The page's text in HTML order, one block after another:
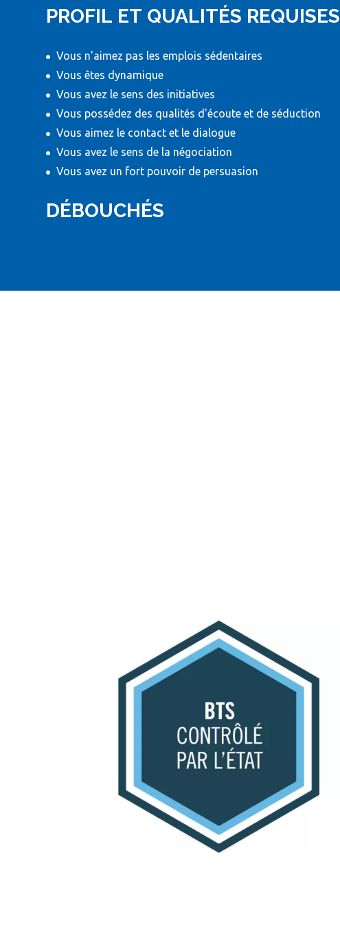
PROFIL ET QUALITÉS REQUISES
Vous n'aimez pas les emplois sédentaires
Vous êtes dynamique
Vous avez le sens des initiatives
Vous possédez des qualités d'écoute et de séduction
Vous aimez le contact et le dialogue
Vous avez le sens de la négociation
Vous avez un fort pouvoir de persuasion
DÉBOUCHÉS